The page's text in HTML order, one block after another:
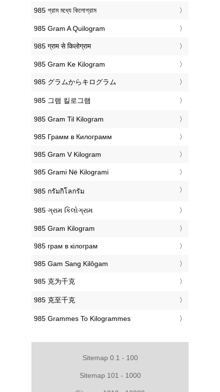
‎985 গ্রাম মধ্যে কিলোগ্রাম
‎985 Gram A Quilogram
‎985 ग्राम से किलोग्राम
‎985 Gram Ke Kilogram
‎985 グラムからキログラム
‎985 그램 킬로그램
‎985 Gram Til Kilogram
‎985 Грамм в Килограмм
‎985 Gram V Kilogram
‎985 Grami Në Kilogrami
‎985 กรัมกิโลกรัม
‎985 ગ્રામ કિલોગ્રામ
‎985 Gram Kilogram
‎985 грам в кілограм
‎985 Gam Sang Kilôgam
‎985 克为千克
‎985 克至千克
‎985 Grammes To Kilogrammes
Sitemap 0.1 - 100
Sitemap 101 - 1000